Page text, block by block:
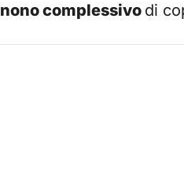
nono complessivo di